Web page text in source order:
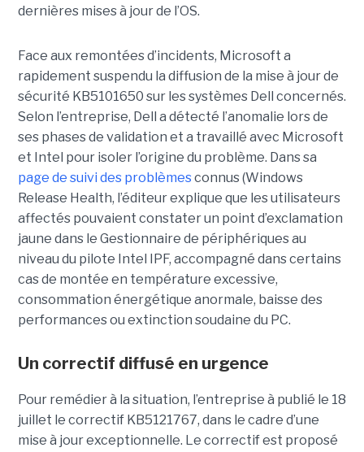
dernières mises à jour de l’OS.
Face aux remontées d’incidents, Microsoft a
rapidement suspendu la diffusion de la mise à jour de
sécurité KB5101650 sur les systèmes Dell concernés.
Selon l’entreprise, Dell a détecté l’anomalie lors de
ses phases de validation et a travaillé avec Microsoft
et Intel pour isoler l’origine du problème. Dans sa
page de suivi des problèmesconnus (Windows
Release Health, l’éditeur explique que les utilisateurs
affectés pouvaient constater un point d’exclamation
jaune dans le Gestionnaire de périphériques au
niveau du pilote Intel IPF, accompagné dans certains
cas de montée en température excessive,
consommation énergétique anormale, baisse des
performances ou extinction soudaine du PC.
Un correctif diffusé en urgence
Pour remédier à la situation, l’entreprise à publié le 18
juillet le correctif KB5121767, dans le cadre d’une
mise à jour exceptionnelle. Le correctif est proposé